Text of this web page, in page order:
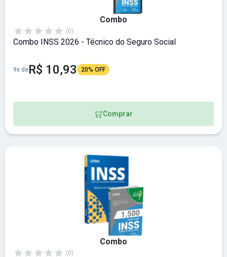
Combo
(0)
Combo INSS 2026 - Técnico do Seguro Social
9x deR$ 10,93 20% OFF
Comprar
Combo
(0)